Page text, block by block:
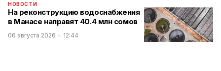
НОВОСТИ
На реконструкцию водоснабжения
в Манасе направят 40.4 млн сомов
06 августа 2026 12:44